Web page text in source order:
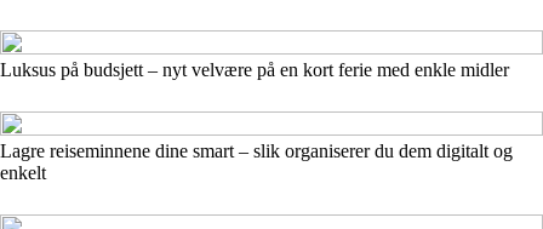
Luksus på budsjett – nyt velvære på en kort ferie med enkle midler
Lagre reiseminnene dine smart – slik organiserer du dem digitalt og
enkelt